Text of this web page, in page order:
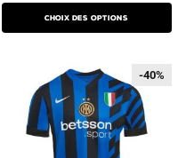
Choix des options
-40%
-40%